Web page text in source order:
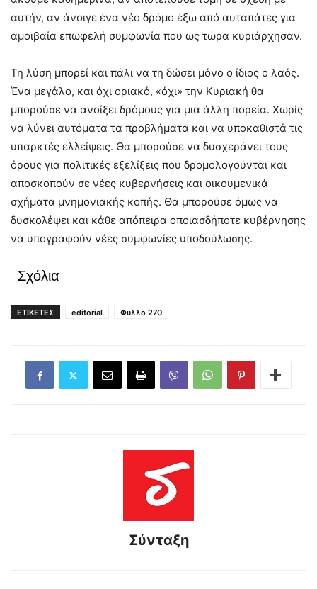
αυτήν, αν άνοιγε ένα νέο δρόμο έξω από αυταπάτες για
αμοιβαία επωφελή συμφωνία που ως τώρα κυριάρχησαν.
Τη λύση μπορεί και πάλι να τη δώσει μόνο ο ίδιος ο λαός.
Ένα μεγάλο, και όχι οριακό, «όχι» την Κυριακή θα
μπορούσε να ανοίξει δρόμους για μια άλλη πορεία. Χωρίς
να λύνει αυτόματα τα προβλήματα και να υποκαθιστά τις
υπαρκτές ελλείψεις. Θα μπορούσε να δυσχεράνει τους
όρους για πολιτικές εξελίξεις που δρομολογούνται και
αποσκοπούν σε νέες κυβερνήσεις και οικουμενικά
σχήματα μνημονιακής κοπής. Θα μπορούσε όμως να
δυσκολέψει και κάθε απόπειρα οποιασδήποτε κυβέρνησης
να υπογραφούν νέες συμφωνίες υποδούλωσης.
Σχόλια
ΕΤΙΚΕΤΕΣ editorial Φύλλο 270
Σύνταξη